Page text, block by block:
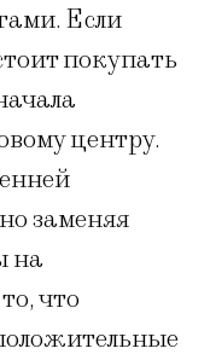
Если
покупать
центру.
заменяя
на
что